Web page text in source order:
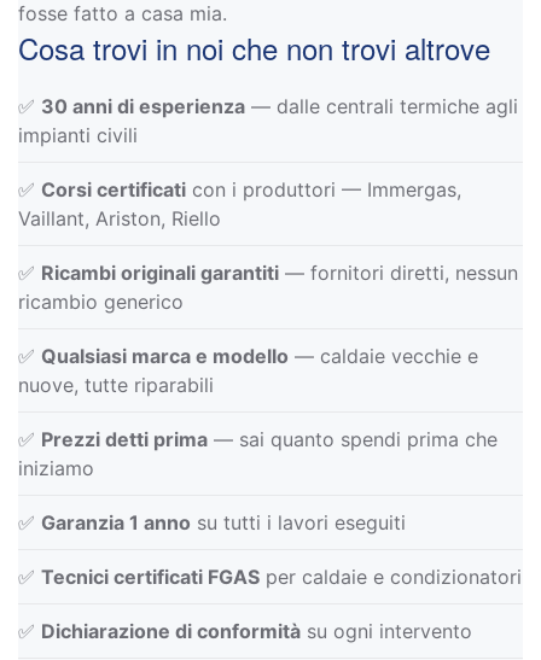
fosse fatto a casa mia.
Cosa trovi in noi che non trovi altrove
✅ 30 anni di esperienza — dalle centrali termiche agli
impianti civili
✅ Corsi certificati con i produttori — Immergas,
Vaillant, Ariston, Riello
✅ Ricambi originali garantiti — fornitori diretti, nessun
ricambio generico
✅ Qualsiasi marca e modello — caldaie vecchie e
nuove, tutte riparabili
✅ Prezzi detti prima — sai quanto spendi prima che
iniziamo
✅ Garanzia 1 anno su tutti i lavori eseguiti
✅ Tecnici certificati FGAS per caldaie e condizionatori
✅ Dichiarazione di conformità su ogni intervento